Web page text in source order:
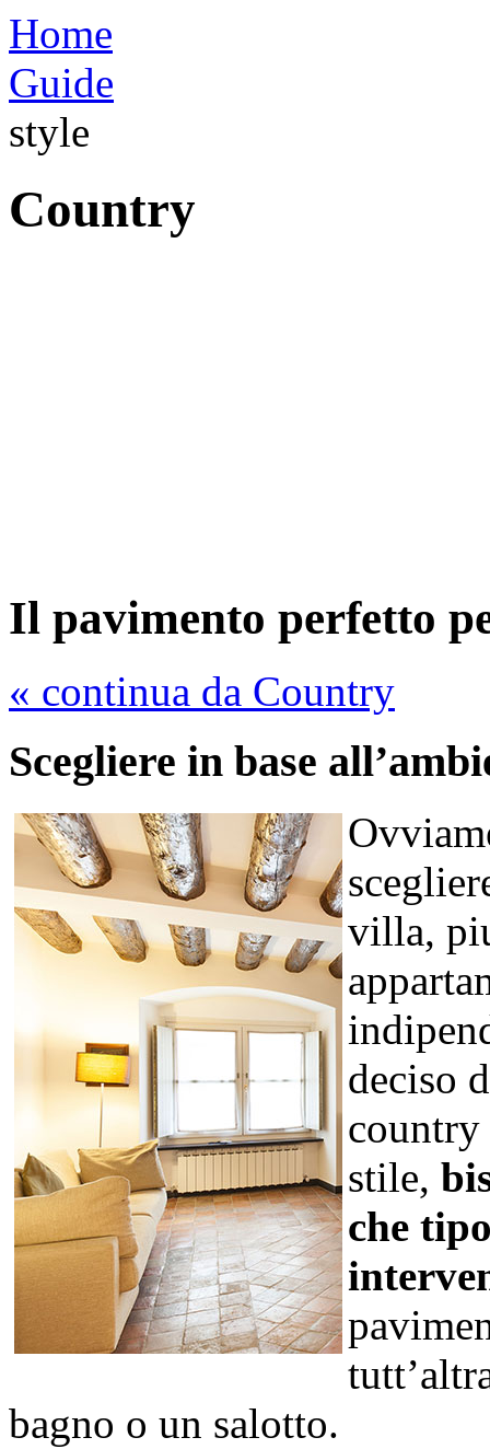
Home
Guide
style
Country
Il pavimento perfetto
« continua da Country
Scegliere in base
villa,
deciso
stile,
che
bagno o un salotto.